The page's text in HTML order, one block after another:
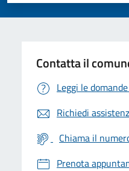
Contatta il
Leggi le
Richiedi
Chiama il
Prenota